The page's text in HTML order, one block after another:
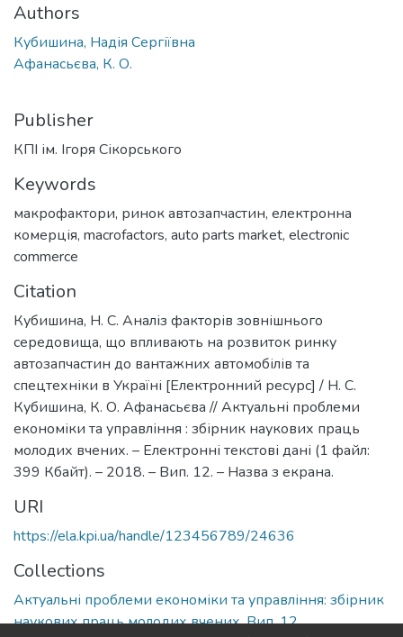
Authors
Кубишина, Надія Сергіївна
Афанасьєва, К. О.
Publisher
КПІ ім. Ігоря Сікорського
Keywords
макрофактори, ринок автозапчастин, електронна
комерція, macrofactors, auto parts market, electronic
commerce
Citation
Кубишина, Н. С. Аналіз факторів зовнішнього
середовища, що впливають на розвиток ринку
автозапчастин до вантажних автомобілів та
спецтехніки в Україні [Електронний ресурс] / Н. С.
Кубишина, К. О. Афанасьєва // Актуальні проблеми
економіки та управління : збірник наукових праць
молодих вчених. – Електронні текстові дані (1 файл:
399 Кбайт). – 2018. – Вип. 12. – Назва з екрана.
URI
https://ela.kpi.ua/handle/123456789/24636
Collections
Актуальні проблеми економіки та управління: збірник
наукових праць молодих вчених, Вип. 12